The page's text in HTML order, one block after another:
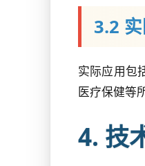
3.2
实际应用包
医疗保健等
4. 技